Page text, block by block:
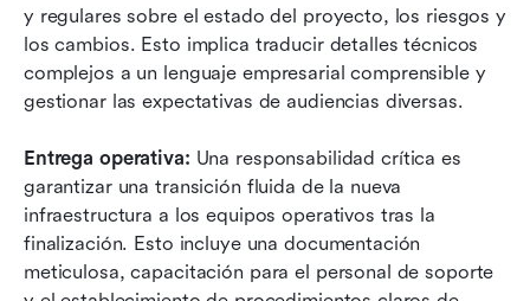
y regulares sobre el estado del proyecto, los riesgos y
los cambios. Esto implica traducir detalles técnicos
complejos a un lenguaje empresarial comprensible y
gestionar las expectativas de audiencias diversas.
Entrega operativa: Una responsabilidad crítica es
garantizar una transición fluida de la nueva
infraestructura a los equipos operativos tras la
finalización. Esto incluye una documentación
meticulosa, capacitación para el personal de soporte